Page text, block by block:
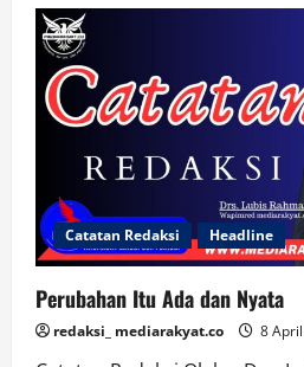
Peduli
Patut
Dapat
Dua
Catatan Redaksi Headline
Perubahan Itu Ada dan Nyata
redaksi_ mediarakyat.co 8